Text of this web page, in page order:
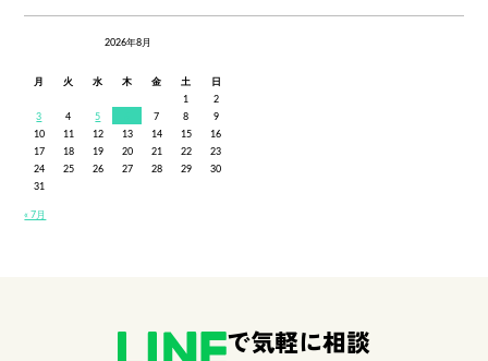
2026年8月
月 火 水 木 金 土
日
1
2
3
4 5 7 8
9
10
11 12 13 14 15
16
17
18 19 20 21 22
23
24
25 26 27 28 29
30
31
« 7月
で気軽に相談